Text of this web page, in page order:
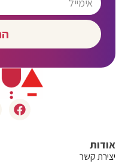
אודות
יצירת קשר